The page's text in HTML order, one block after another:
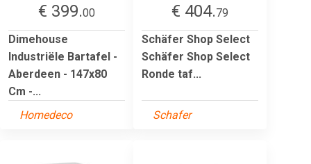
€ 399.00
Dimehouse
Industriële Bartafel -
Aberdeen - 147x80
Cm -...
Homedeco
€ 404.79
Schäfer Shop Select
Schäfer Shop Select
Ronde taf...
Schafer